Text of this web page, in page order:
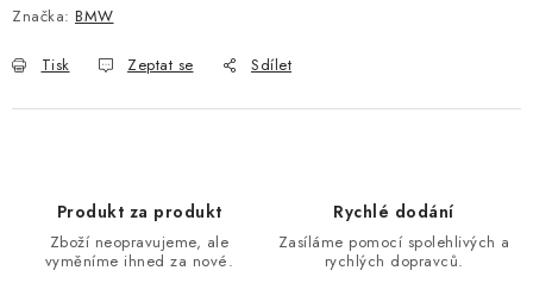
Značka: BMW
Tisk Zeptat se Sdílet
Produkt za produkt
Zboží neopravujeme, ale
vyměníme ihned za nové.
Rychlé dodání
Zasíláme pomocí spolehlivých a
rychlých dopravců.